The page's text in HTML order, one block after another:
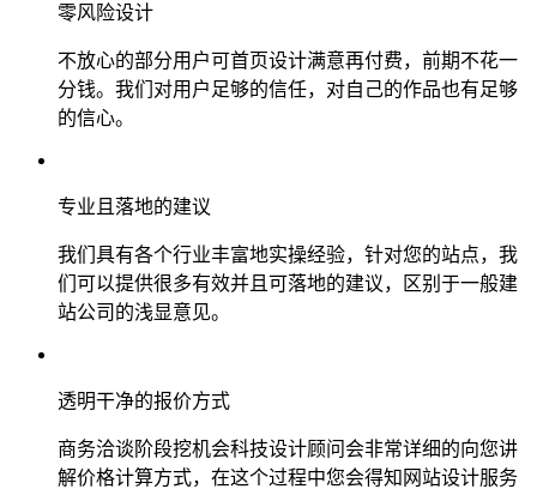
零风险设计
不放心的部分用户可首页设计满意再付费，前期不花一
分钱。我们对用户足够的信任，对自己的作品也有足够
的信心。
专业且落地的建议
我们具有各个行业丰富地实操经验，针对您的站点，我
们可以提供很多有效并且可落地的建议，区别于一般建
站公司的浅显意见。
透明干净的报价方式
商务洽谈阶段挖机会科技设计顾问会非常详细的向您讲
解价格计算方式，在这个过程中您会得知网站设计服务